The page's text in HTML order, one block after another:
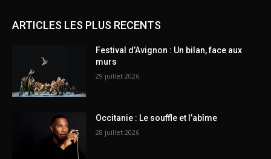
ARTICLES LES PLUS RECENTS
Festival d’Avignon : Un bilan, face aux
murs
29 juillet 2026
Occitanie : Le souffle et l’abîme
28 juillet 2026